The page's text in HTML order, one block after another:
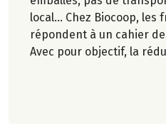
local… Chez Biocoop, les
répondent à un cahier
Avec pour objectif, la
l’environnement. Parce
de qualité rime avec